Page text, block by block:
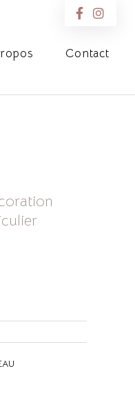
Contact